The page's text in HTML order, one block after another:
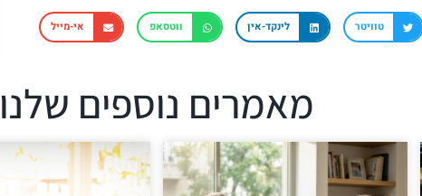
טוויטר לינקד-אין ווטסאפ אי-מייל
מאמרים נוספים שלנו